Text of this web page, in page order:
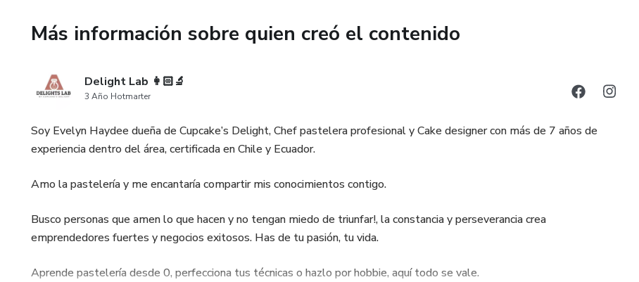
Más información sobre quien creó el contenido
Delight Lab 👩🏻‍🔬
3 Año Hotmarter
Soy Evelyn Haydee dueña de Cupcake’s Delight, Chef pastelera profesional y Cake designer con más de 7 años de
experiencia dentro del área, certificada en Chile y Ecuador.
Amo la pastelería y me encantaría compartir mis conocimientos contigo.
Busco personas que amen lo que hacen y no tengan miedo de triunfar!, la constancia y perseverancia crea
emprendedores fuertes y negocios exitosos. Has de tu pasión, tu vida.
Aprende pastelería desde 0, perfecciona tus técnicas o hazlo por hobbie, aquí todo se vale.